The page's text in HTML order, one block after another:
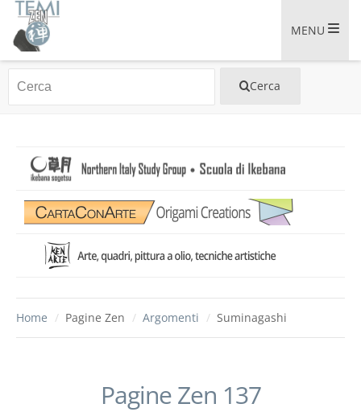
MENU
Home / Pagine Zen / Argomenti / Suminagashi
Pagine Zen 137